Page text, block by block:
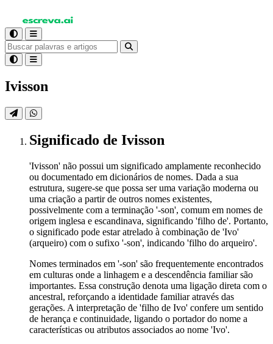
Ivisson
Significado de Ivisson
'Ivisson' não possui um significado amplamente reconhecido
ou documentado em dicionários de nomes. Dada a sua
estrutura, sugere-se que possa ser uma variação moderna ou
uma criação a partir de outros nomes existentes,
possivelmente com a terminação '-son', comum em nomes de
origem inglesa e escandinava, significando 'filho de'. Portanto,
o significado pode estar atrelado à combinação de 'Ivo'
(arqueiro) com o sufixo '-son', indicando 'filho do arqueiro'.
Nomes terminados em '-son' são frequentemente encontrados
em culturas onde a linhagem e a descendência familiar são
importantes. Essa construção denota uma ligação direta com o
ancestral, reforçando a identidade familiar através das
gerações. A interpretação de 'filho de Ivo' confere um sentido
de herança e continuidade, ligando o portador do nome a
características ou atributos associados ao nome 'Ivo'.